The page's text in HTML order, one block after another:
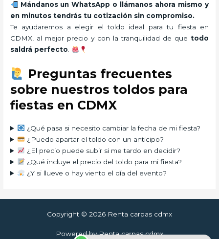
Mándanos un WhatsApp o llámanos ahora mismo y
en minutos tendrás tu cotización sin compromiso.
Te ayudaremos a elegir el toldo ideal para tu fiesta en
CDMX, al mejor precio y con la tranquilidad de que todo
saldrá perfecto
Preguntas frecuentes
sobre nuestros toldos para
fiestas en CDMX
¿Qué pasa si necesito cambiar la fecha de mi fiesta?
¿Puedo apartar el toldo con un anticipo?
¿El precio puede subir si me tardo en decidir?
¿Qué incluye el precio del toldo para mi fiesta?
¿Y si llueve o hay viento el día del evento?
Copyright © 2026 Renta carpas cdmx
Powered by Renta carpas cdmx